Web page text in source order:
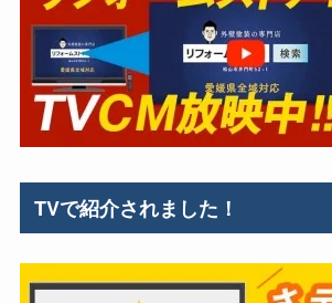
TVで紹介されました！